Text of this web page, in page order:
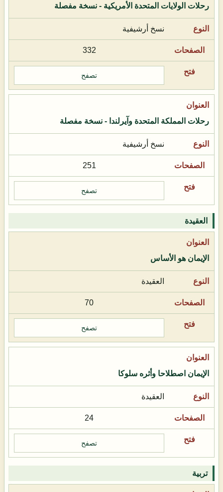
رحلات الولايات المتحدة الأمريكية - نسخة مفصلة
نسخ أرشيفية
332
تصفح
رحلات المملكة المتحدة وآيرلندا - نسخة مفصلة
نسخ أرشيفية
251
تصفح
العقيدة
الإيمان هو الأساس
العقيدة
70
تصفح
الإيمان اصطلاحا وأثره سلوكا
العقيدة
24
تصفح
تربية